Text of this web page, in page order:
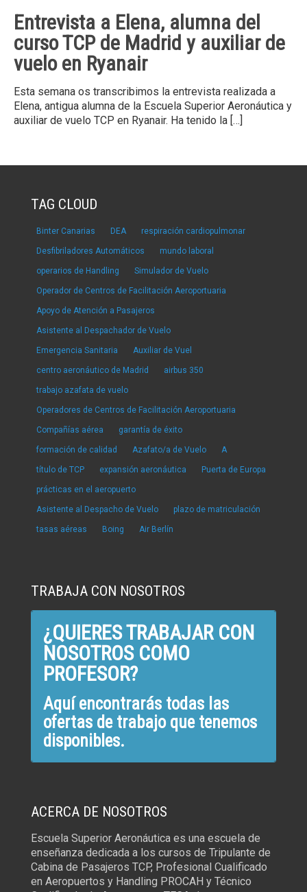
Entrevista a Elena, alumna del
curso TCP de Madrid y auxiliar de
vuelo en Ryanair
Esta semana os transcribimos la entrevista realizada a
Elena, antigua alumna de la Escuela Superior Aeronáutica y
auxiliar de vuelo TCP en Ryanair. Ha tenido la […]
TAG CLOUD
Binter Canarias DEA respiración cardiopulmonar
Desfibriladores Automáticos mundo laboral
operarios de Handling Simulador de Vuelo
Operador de Centros de Facilitación Aeroportuaria
Apoyo de Atención a Pasajeros
Asistente al Despachador de Vuelo
Emergencia Sanitaria Auxiliar de Vuel
centro aeronáutico de Madrid airbus 350
trabajo azafata de vuelo
Operadores de Centros de Facilitación Aeroportuaria
Compañías aérea garantía de éxito
formación de calidad Azafato/a de Vuelo A
título de TCP expansión aeronáutica Puerta de Europa
prácticas en el aeropuerto
Asistente al Despacho de Vuelo plazo de matriculación
tasas aéreas Boing Air Berlín
TRABAJA CON NOSOTROS
¿QUIERES TRABAJAR CON
NOSOTROS COMO
PROFESOR?
Aquí encontrarás todas las
ofertas de trabajo que tenemos
disponibles.
ACERCA DE NOSOTROS
Escuela Superior Aeronáutica es una escuela de
enseñanza dedicada a los cursos de Tripulante de
Cabina de Pasajeros TCP, Profesional Cualificado
en Aeropuertos y Handling PROCAH y Técnico